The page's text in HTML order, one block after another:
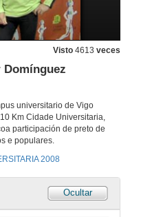
Visto 4613 veces
Domínguez
universitario de Vigo
Km Cidade Universitaria,
participación de preto de
e populares.
2008
Ocultar
2008